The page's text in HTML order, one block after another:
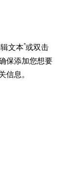
文本”或双击
保添加您想要
息。